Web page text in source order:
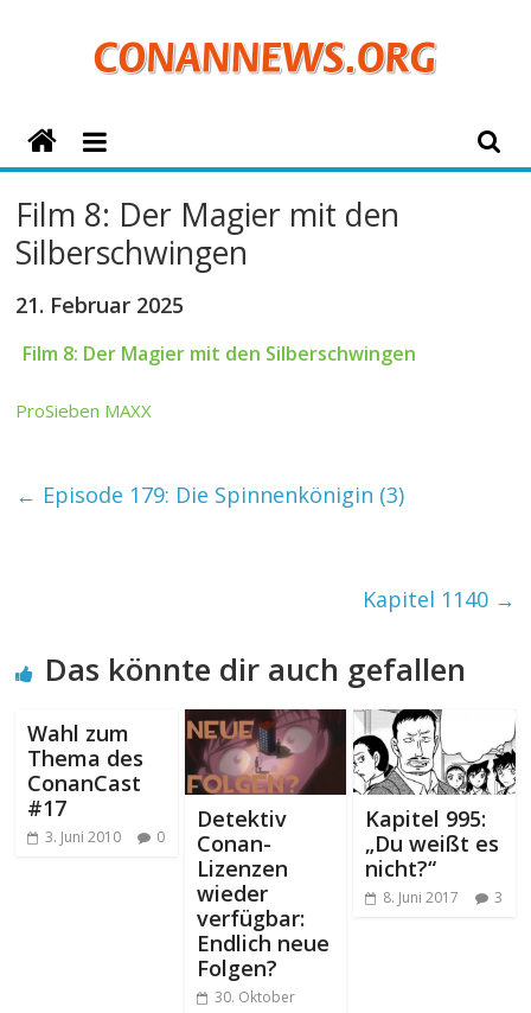
ConanNews.org
Conan
News
Film 8: Der Magier mit den
Silberschwingen
21. Februar 2025
Film 8: Der Magier mit den Silberschwingen
ProSieben MAXX
← Episode 179: Die Spinnenkönigin (3)
Kapitel 1140 →
Das könnte dir auch gefallen
Wahl zum
Thema des
ConanCast
#17
3. Juni 2010 0
Detektiv
Conan-
Lizenzen
wieder
verfügbar:
Endlich neue
Folgen?
30. Oktober
Kapitel 995:
„Du weißt es
nicht?“
8. Juni 2017 3